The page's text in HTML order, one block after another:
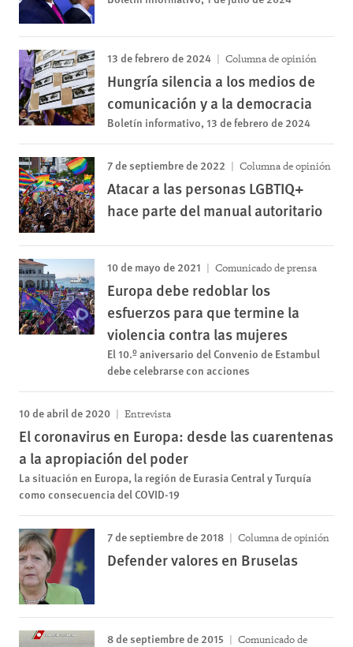
13 de febrero de 2024 Columna de opinión
Hungría silencia a los medios de
comunicación y a la democracia
Boletín informativo, 13 de febrero de 2024
7 de septiembre de 2022 Columna de opinión
Atacar a las personas LGBTIQ+
hace parte del manual autoritario
10 de mayo de 2021 Comunicado de prensa
Europa debe redoblar los
esfuerzos para que termine la
violencia contra las mujeres
El 10.º aniversario del Convenio de Estambul
debe celebrarse con acciones
10 de abril de 2020 Entrevista
El coronavirus en Europa: desde las cuarentenas
a la apropiación del poder
La situación en Europa, la región de Eurasia Central y Turquía
como consecuencia del COVID-19
7 de septiembre de 2018 Columna de opinión
Defender valores en Bruselas
8 de septiembre de 2015
Comunicado de